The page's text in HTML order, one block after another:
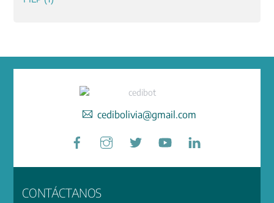
cedibolivia@gmail.com
Facebook
CONTÁCTANOS